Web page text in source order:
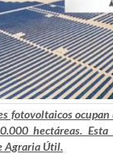
fotovoltaicos
hectáreas.
Agraria Útil.